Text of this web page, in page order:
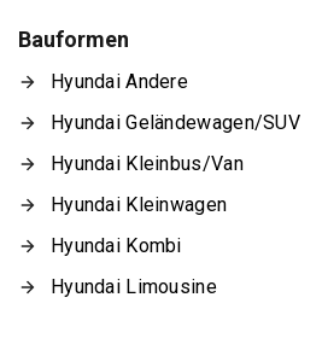
Bauformen
Hyundai Andere
Hyundai Geländewagen/SUV
Hyundai Kleinbus/Van
Hyundai Kleinwagen
Hyundai Kombi
Hyundai Limousine